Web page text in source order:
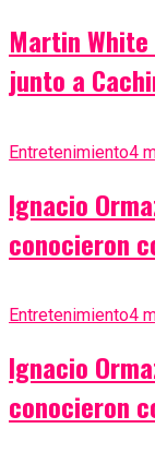
Martin
junto a
Entretenimiento4
Ignacio
conocieron
Entretenimiento4
Ignacio
conocieron